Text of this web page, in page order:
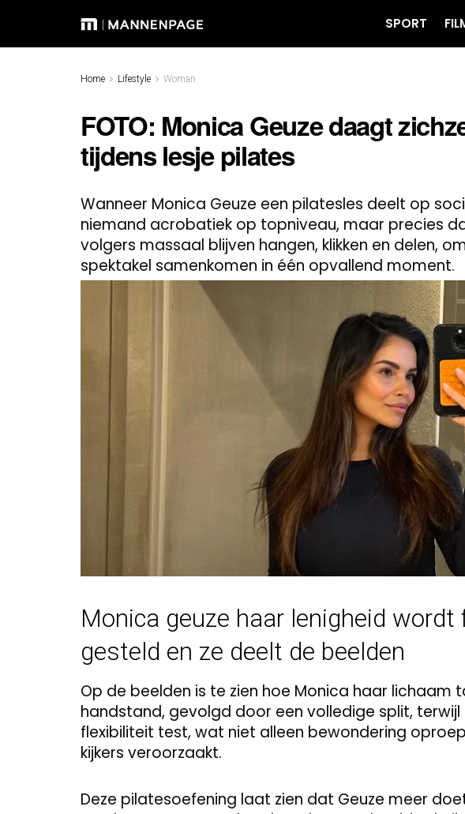
SPORT
Home Lifestyle Woman
FOTO: Monica Geuze daagt
tijdens lesje pilates
Wanneer Monica Geuze een pilatesles deelt op
niemand acrobatiek op topniveau, maar precies
volgers massaal blijven hangen, klikken en delen,
spektakel samenkomen in één opvallend moment.
Monica geuze haar lenigheid wordt
gesteld en ze deelt de beelden
Op de beelden is te zien hoe Monica haar
handstand, gevolgd door een volledige split,
flexibiliteit test, wat niet alleen bewondering
kijkers veroorzaakt.
Deze pilatesoefening laat zien dat Geuze meer